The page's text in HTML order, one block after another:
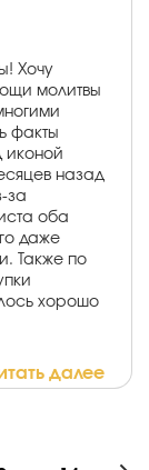
Хочу
молитвы
факты
иконой
назад
за
оба
даже
Также по
хорошо
далее